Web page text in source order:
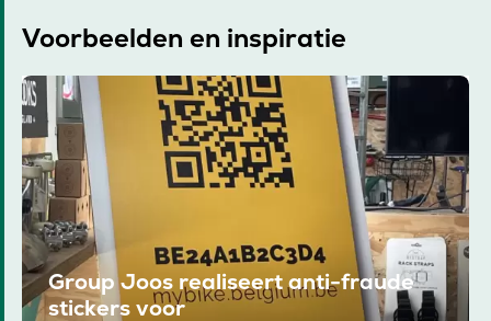
Voorbeelden en inspiratie
Group Joos realiseert anti-fraude
stickers voor